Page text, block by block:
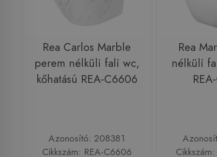
Rea Carlos Marble
perem nélküli fali wc,
kőhatású REA-C6606
Azonosító: 208381
Cikkszám: REA-C6606
Rea
nélküli